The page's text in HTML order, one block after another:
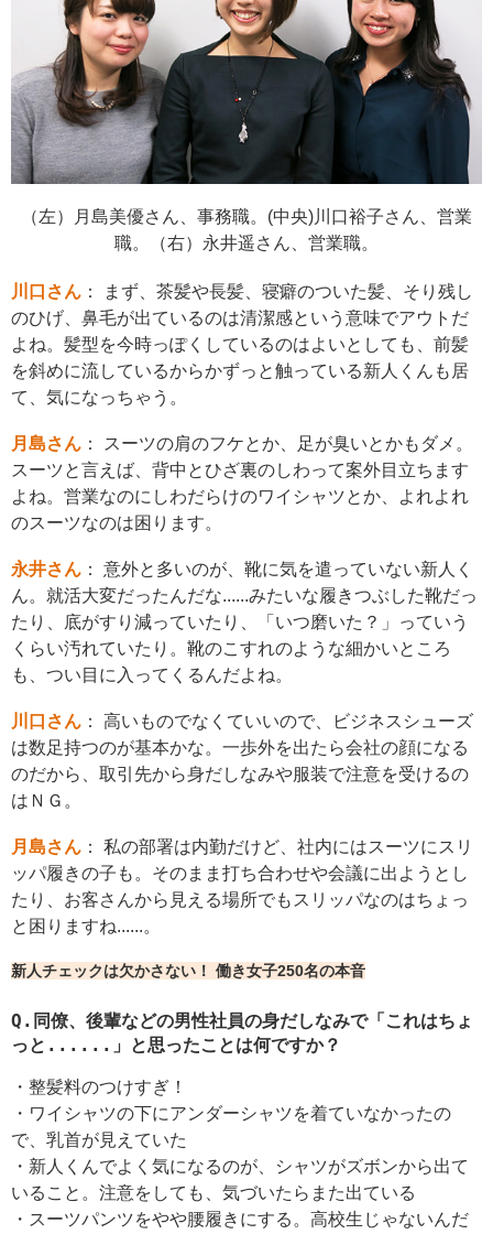
（左）月島美優さん、事務職。(中央)川口裕子さん、営業
職。（右）永井遥さん、営業職。
川口さん ： まず、茶髪や長髪、寝癖のついた髪、そり残し
のひげ、鼻毛が出ているのは清潔感という意味でアウトだ
よね。髪型を今時っぽくしているのはよいとしても、前髪
を斜めに流しているからかずっと触っている新人くんも居
て、気になっちゃう。
月島さん ： スーツの肩のフケとか、足が臭いとかもダメ。
スーツと言えば、背中とひざ裏のしわって案外目立ちます
よね。営業なのにしわだらけのワイシャツとか、よれよれ
のスーツなのは困ります。
永井さん ： 意外と多いのが、靴に気を遣っていない新人く
ん。就活大変だったんだな......みたいな履きつぶした靴だっ
たり、底がすり減っていたり、「いつ磨いた？」っていう
くらい汚れていたり。靴のこすれのような細かいところ
も、つい目に入ってくるんだよね。
川口さん ： 高いものでなくていいので、ビジネスシューズ
は数足持つのが基本かな。一歩外を出たら会社の顔になる
のだから、取引先から身だしなみや服装で注意を受けるの
はＮＧ。
月島さん ： 私の部署は内勤だけど、社内にはスーツにスリ
ッパ履きの子も。そのまま打ち合わせや会議に出ようとし
たり、お客さんから見える場所でもスリッパなのはちょっ
と困りますね......。
新人チェックは欠かさない！ 働き女子250名の本音
Q.同僚、後輩などの男性社員の身だしなみで「これはちょ
っと......」と思ったことは何ですか？
・整髪料のつけすぎ！
・ワイシャツの下にアンダーシャツを着ていなかったの
で、乳首が見えていた
・新人くんでよく気になるのが、シャツがズボンから出て
いること。注意をしても、気づいたらまた出ている
・スーツパンツをやや腰履きにする。高校生じゃないんだ